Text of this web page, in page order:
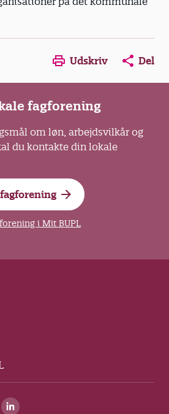
Opens in a new window
Opens in a new
Opens in
Udskriv Del
fagforening
om løn, arbejdsvilkår og
du kontakte din lokale
i Mit BUPL